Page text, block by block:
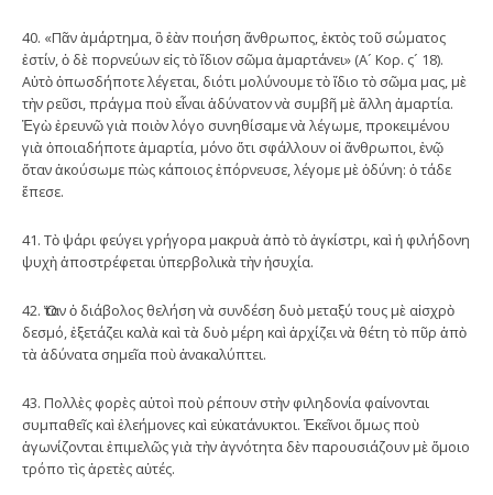
40. «Πᾶν ἁμάρτημα, ὃ ἐὰν ποιήση ἄνθρωπος, ἐκτὸς τοῦ σώματος
ἐστίν, ὁ δὲ πορνεύων εἰς τὸ ἴδιον σῶμα ἁμαρτάνει» (Α´ Κορ. ς´ 18).
Αὐτὸ ὁπωσδήποτε λέγεται, διότι μολύνουμε τὸ ἴδιο τὸ σῶμα μας, μὲ
τὴν ρεῦσι, πράγμα ποὺ εἶναι ἀδύνατον νὰ συμβῆ μὲ ἄλλη ἁμαρτία.
Ἐγὼ ἐρευνῶ γιὰ ποιὸν λόγο συνηθίσαμε νὰ λέγωμε, προκειμένου
γιὰ ὁποιαδήποτε ἁμαρτία, μόνο ὅτι σφάλλουν οἱ ἄνθρωποι, ἐνῷ
ὅταν ἀκούσωμε πὼς κάποιος ἐπόρνευσε, λέγομε μὲ ὀδύνη: ὁ τάδε
ἔπεσε.
41. Τὸ ψάρι φεύγει γρήγορα μακρυὰ ἀπὸ τὸ ἀγκίστρι, καὶ ἡ φιλήδονη
ψυχὴ ἀποστρέφεται ὑπερβολικὰ τὴν ἡσυχία.
42. Ὅταν ὁ διάβολος θελήση νὰ συνδέση δυὸ μεταξύ τους μὲ αἰσχρὸ
δεσμό, ἐξετάζει καλὰ καὶ τὰ δυὸ μέρη καὶ ἀρχίζει νὰ θέτη τὸ πῦρ ἀπὸ
τὰ ἀδύνατα σημεῖα ποὺ ἀνακαλύπτει.
43. Πολλὲς φορὲς αὐτοὶ ποὺ ρέπουν στὴν φιληδονία φαίνονται
συμπαθεῖς καὶ ἐλεήμονες καὶ εὐκατάνυκτοι. Ἐκεῖνοι ὅμως ποὺ
ἀγωνίζονται ἐπιμελῶς γιὰ τὴν ἁγνότητα δὲν παρουσιάζουν μὲ ὅμοιο
τρόπο τὶς ἀρετὲς αὐτές.